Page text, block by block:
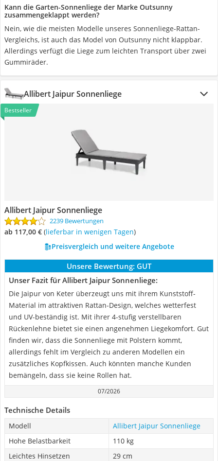
Kann die Garten-Sonnenliege der Marke Outsunny
zusammengeklappt werden?
Nein, wie die meisten Modelle unseres Sonnenliege-Rattan-
Vergleichs, ist auch das Model von Outsunny nicht klappbar.
Allerdings verfügt die Liege zum leichten Transport über zwei
Gummiräder.
Allibert Jaipur Sonnenliege
Bestseller
Allibert Jaipur Sonnenliege
2239 Bewertungen
ab 117,00 € ( Lieferbar in wenigen Tagen)
Preisvergleich und weitere Angebote
Unsere Bewertung: GUT
Unser Fazit für Allibert Jaipur Sonnenliege:
Die Jaipur von Keter überzeugt uns mit ihrem Kunststoff-
Material im attraktiven Rattan-Design, welches wetterfest
und UV-beständig ist. Mit ihrer 4-stufig verstellbaren
Rückenlehne bietet sie einen angenehmen Liegekomfort. Gut
finden wir, dass die Sonnenliege mit Polstern kommt,
allerdings fehlt im Vergleich zu anderen Modellen ein
zusätzliches Kopfkissen. Auch könnten manche Kunden
bemängeln, dass sie keine Rollen hat.
07/2026
Technische Details
Modell
Allibert Jaipur Sonnenliege
Hohe Belastbarkeit
110 kg
Leichtes Hinsetzen
29 cm